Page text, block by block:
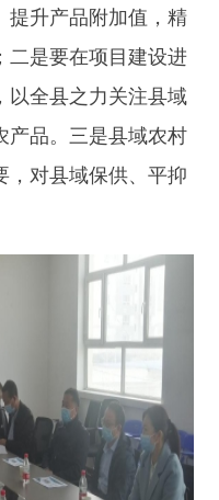
到加快服务业发
念，拓展视野、
力拓展电子商
模式，加快把效
商服务提质增
推动作用。